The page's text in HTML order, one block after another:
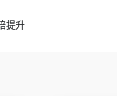
提升